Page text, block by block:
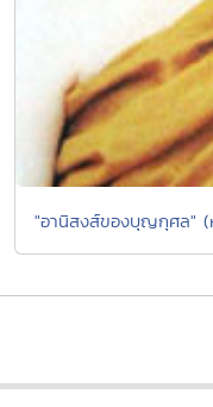
"อานิสงส์ของบุญกุศล"